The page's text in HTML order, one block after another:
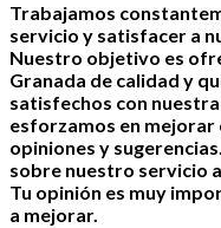
Trabajamos
servicio y satisfacer a
Nuestro objetivo es
Granada de calidad y
satisfechos con
esforzamos en mejorar
opiniones y
sobre nuestro servicio
Tu opinión es muy
a mejorar.